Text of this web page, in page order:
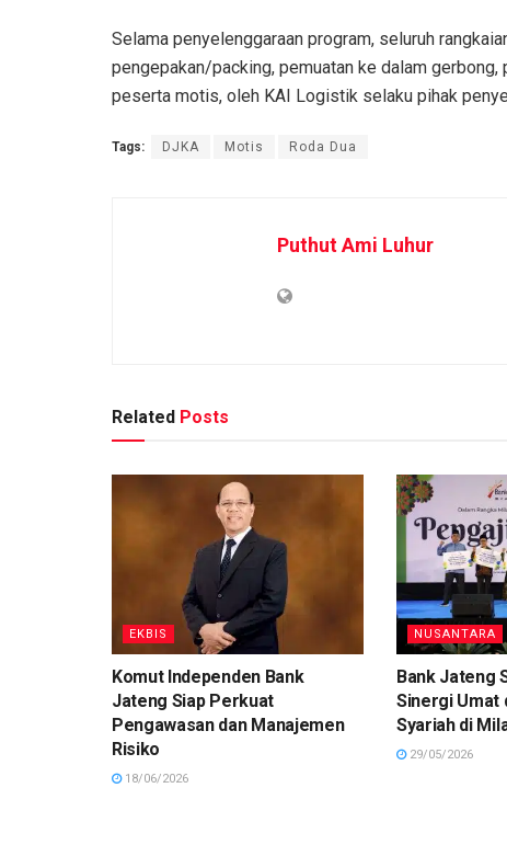
Selama penyelenggaraan program, seluruh
pengepakan/packing, pemuatan ke dalam
peserta motis, oleh KAI Logistik selaku pihak
Tags: DJKA Motis Roda Dua
Puthut Ami Luhur
Related Posts
EKBIS
Komut Independen Bank
Jateng Siap Perkuat
Pengawasan dan Manajemen
Risiko
18/06/2026
NUSANTARA
Bank Jateng
Sinergi Umat
Syariah di
29/05/2026